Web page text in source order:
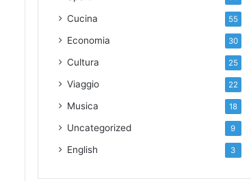
Cucina 55
Economia 30
Cultura 25
Viaggio 22
Musica 18
Uncategorized 9
English 3